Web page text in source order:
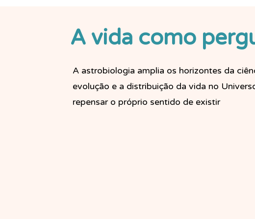
A vida como
A astrobiologia amplia os horizontes da
evolução e a distribuição da vida no
repensar o próprio sentido de existir